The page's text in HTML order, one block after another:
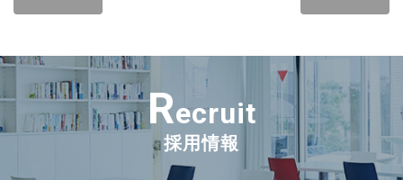
Recruit
採用情報